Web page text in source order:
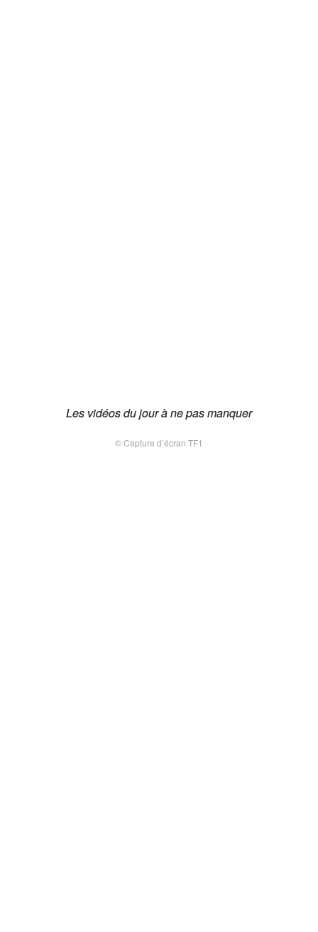
Les vidéos du jour à ne pas manquer
Les vidéos du jour à ne pas manquer
© Capture d’écran TF1